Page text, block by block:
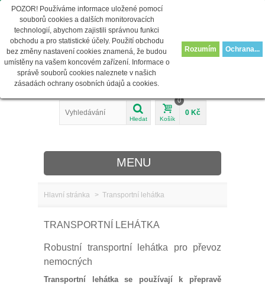
info@juventas-shop.cz
Hledat Košík
0
0 Kč
POZOR! Používáme informace uložené pomocí
souborů cookies a dalších monitorovacích
technologií, abychom zajistili správnou funkci
obchodu a pro statistické účely. Použití obchodu
bez změny nastavení cookies znamená, že budou
umístěny na vašem koncovém zařízení. Informace o
správě souborů cookies naleznete v našich
zásadách ochrany osobních údajů a cookies.
Rozumím Ochrana...
MENU
MEDICÍNA
LÁVOVÉ KAMENY
Hlavní stránka > Transportní lehátka
TRANSPORTNÍ LEHÁTKA
Robustní transportní lehátka pro převoz
nemocných
Transportní lehátka se používají k přepravě